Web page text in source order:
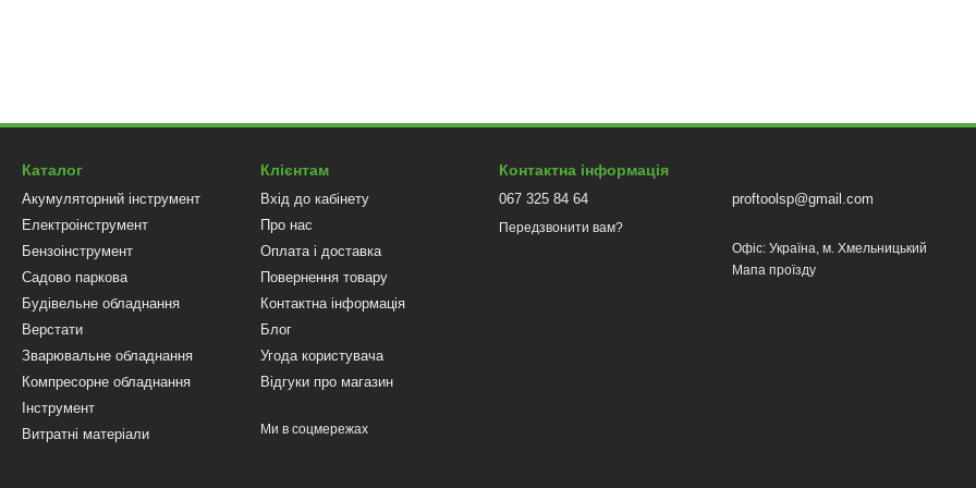
Каталог
Акумуляторний інструмент
Електроінструмент
Бензоінструмент
Садово паркова
Будівельне обладнання
Верстати
Зварювальне обладнання
Компресорне обладнання
Інструмент
Витратні матеріали
Клієнтам
Вхід до кабінету
Про нас
Оплата і доставка
Повернення товару
Контактна інформація
Блог
Угода користувача
Відгуки про магазин
Ми в соцмережах
Контактна інформація
067 325 84 64
Передзвонити вам?
proftoolsp@gmail.com
Офіс: Україна, м. Хмельницький
Мапа проїзду